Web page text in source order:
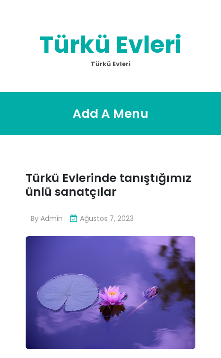
Türkü Evleri
Türkü Evleri
Add A Menu
Türkü Evlerinde tanıştığımız
ünlü sanatçılar
By Admin Ağustos 7, 2023